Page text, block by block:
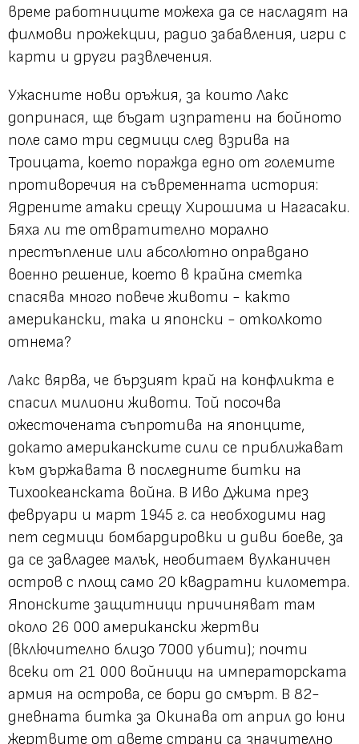
време работниците можеха да се насладят на
филмови прожекции, радио забавления, игри с
карти и други развлечения.
Ужасните нови оръжия, за които Лакс
допринася, ще бъдат изпратени на бойното
поле само три седмици след взрива на
Троицата, което поражда едно от големите
противоречия на съвременната история:
Ядрените атаки срещу Хирошима и Нагасаки.
Бяха ли те отвратително морално
престъпление или абсолютно оправдано
военно решение, което в крайна сметка
спасява много повече животи - както
американски, така и японски - отколкото
отнема?
Лакс вярва, че бързият край на конфликта е
спасил милиони животи. Той посочва
ожесточената съпротива на японците,
докато американските сили се приближават
към държавата в последните битки на
Тихоокеанската война. В Иво Джима през
февруари и март 1945 г. са необходими над
пет седмици бомбардировки и диви боеве, за
да се завладее малък, необитаем вулканичен
остров с площ само 20 квадратни километра.
Японските защитници причиняват там
около 26 000 американски жертви
(включително близо 7000 убити); почти
всеки от 21 000 войници на императорската
армия на острова, се бори до смърт. В 82-
дневната битка за Окинава от април до юни
жертвите от двете страни са значително